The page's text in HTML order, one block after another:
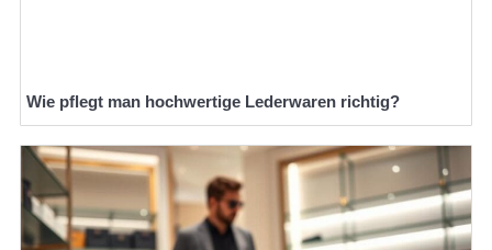
Wie pflegt man hochwertige Lederwaren richtig?